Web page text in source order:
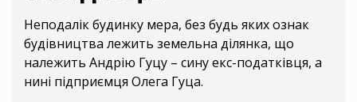
Неподалік будинку мера, без будь яких ознак
будівництва лежить земельна ділянка, що
належить Андрію Гуцу – сину екс-податківця, а
нині підприємця Олега Гуца.